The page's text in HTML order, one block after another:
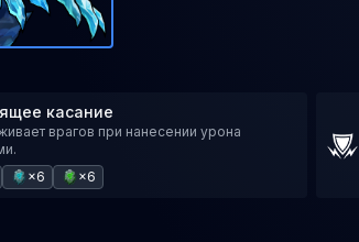
касание
врагов при нанесении урона
×6 ×6